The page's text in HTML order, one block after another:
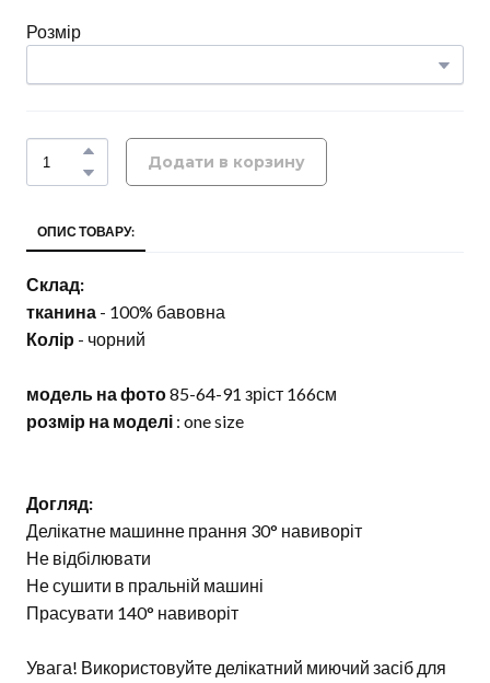
Розмір
Додати в корзину
ОПИС ТОВАРУ:
Склад:
тканина - 100% бавовна
Колір - чорний
модель на фото85-64-91 зріст 166см
розмір на моделі : one size
Догляд:
Делікатне машинне прання 30° навиворіт
Не відбілювати
Не сушити в пральній машині
Прасувати 140° навиворіт
Увага! Використовуйте делікатний миючий засіб для